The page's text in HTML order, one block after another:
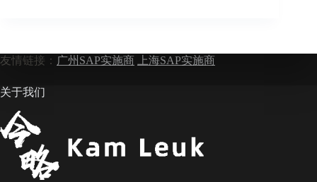
友情链接： 广州SAP实施商 上海SAP实施商
关于我们